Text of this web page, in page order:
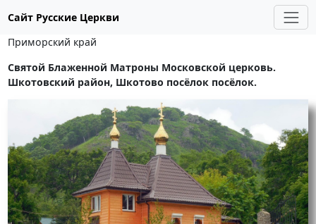
Сайт Русские Церкви
Приморский край
Святой Блаженной Матроны Московской церковь.
Шкотовский район, Шкотово посёлок посёлок.